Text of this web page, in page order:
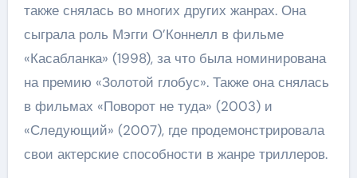
также снялась во многих других жанрах. Она
сыграла роль Мэгги О’Коннелл в фильме
«Касабланка» (1998), за что была номинирована
на премию «Золотой глобус». Также она снялась
в фильмах «Поворот не туда» (2003) и
«Следующий» (2007), где продемонстрировала
свои актерские способности в жанре триллеров.